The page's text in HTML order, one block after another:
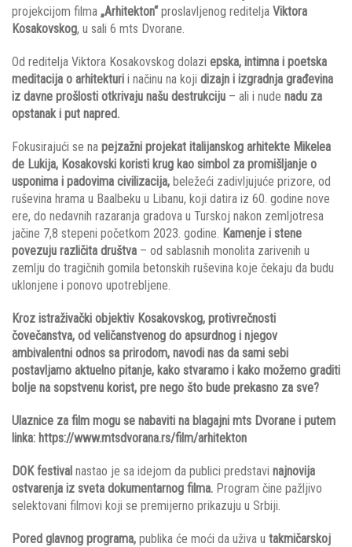
projekcijom filma „Arhitekton“proslavljenog reditelja Viktora
Kosakovskog, u sali 6 mts Dvorane.
Od reditelja Viktora Kosakovskog dolazi epska, intimna i poetska
meditacija o arhitekturi i načinu na koji dizajn i izgradnja građevina
iz davne prošlosti otkrivaju našu destrukciju – ali i nude nadu za
opstanak i put napred.
Fokusirajući se na pejzažni projekat italijanskog arhitekte Mikelea
de Lukija, Kosakovski koristi krug kao simbol za promišljanje o
usponima i padovima civilizacija, beležeći zadivljujuće prizore, od
ruševina hrama u Baalbeku u Libanu, koji datira iz 60. godine nove
ere, do nedavnih razaranja gradova u Turskoj nakon zemljotresa
jačine 7,8 stepeni početkom 2023. godine. Kamenje i stene
povezuju različita društva – od sablasnih monolita zarivenih u
zemlju do tragičnih gomila betonskih ruševina koje čekaju da budu
uklonjene i ponovo upotrebljene.
Kroz istraživački objektiv Kosakovskog, protivrečnosti
čovečanstva, od veličanstvenog do apsurdnog i njegov
ambivalentni odnos sa prirodom, navodi nas da sami sebi
postavljamo aktuelno pitanje, kako stvaramo i kako možemo graditi
bolje na sopstvenu korist, pre nego što bude prekasno za sve?
Ulaznice za film mogu se nabaviti na blagajni mts Dvorane i putem
linka: https://www.mtsdvorana.rs/film/arhitekton
DOK festival nastao je sa idejom da publici predstavi najnovija
ostvarenja iz sveta dokumentarnog filma. Program čine pažljivo
selektovani filmovi koji se premijerno prikazuju u Srbiji.
Pored glavnog programa, publika će moći da uživa u takmičarskoj